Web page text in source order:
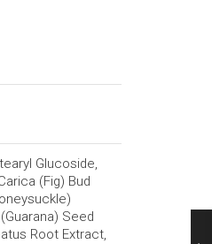
Glucoside,
(Fig) Bud
(Guarana) Seed
Root Extract,